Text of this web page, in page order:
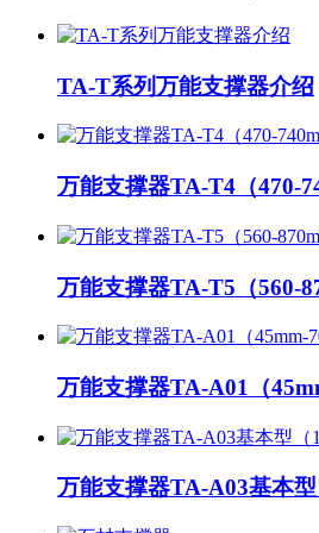
TA-T系列万能支撑器介绍
万能支撑器TA-T4（470-
万能支撑器TA-T5（560-
万能支撑器TA-A01（
万能支撑器TA-A03基本型